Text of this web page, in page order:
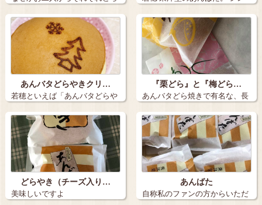
焼きをいただ…
プルでな…
あんバタどらやきクリ…
若穂といえば「あんバタどらや
き」 …
『栗どら』と『梅どら…
あんバタどら焼きで有名な、長
野市若穂綿内…
どらやき（チーズ入り…
美味しいですよ
あんばた
自称私のファンの方からいただ